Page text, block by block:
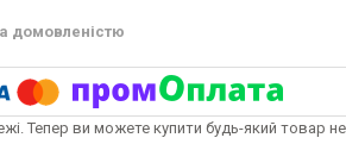
домовленістю
Тепер ви можете купити будь-який товар